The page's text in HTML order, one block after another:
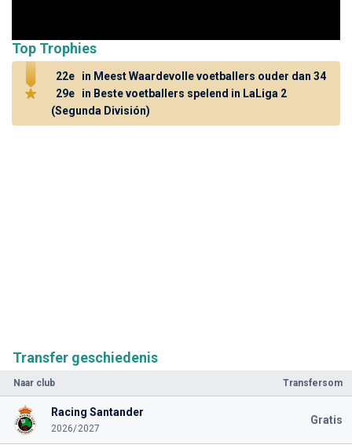
Transfer geschiedenis
Naar club Transfersom
Racing Santander
2026/2027
Gratis
Top Trophies
22e
in Meest Waardevolle voetballers ouder dan 34
29e
in Beste voetballers spelend in LaLiga 2
(Segunda División)